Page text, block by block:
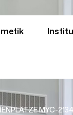
MYC-2134